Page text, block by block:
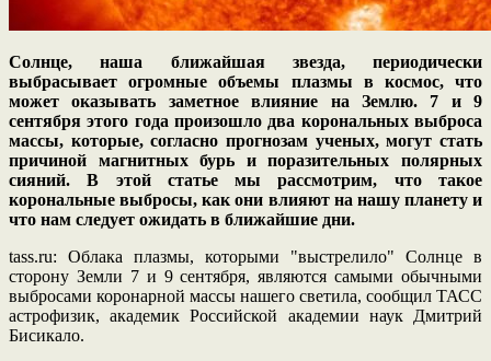
Солнце, наша ближайшая звезда, периодически
выбрасывает огромные объемы плазмы в космос, что
может оказывать заметное влияние на Землю. 7 и 9
сентября этого года произошло два корональных выброса
массы, которые, согласно прогнозам ученых, могут стать
причиной магнитных бурь и поразительных полярных
сияний. В этой статье мы рассмотрим, что такое
корональные выбросы, как они влияют на нашу планету и
что нам следует ожидать в ближайшие дни.
tass.ru: Облака плазмы, которыми "выстрелило" Солнце в
сторону Земли 7 и 9 сентября, являются самыми обычными
выбросами коронарной массы нашего светила, сообщил ТАСС
астрофизик, академик Российской академии наук Дмитрий
Бисикало.